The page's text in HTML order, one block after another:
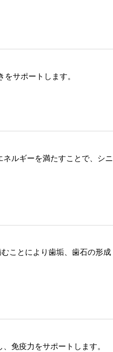
サポートします。
ルギーを満たすことで、シニ
ことにより歯垢、歯石の形成
免疫力をサポートします。